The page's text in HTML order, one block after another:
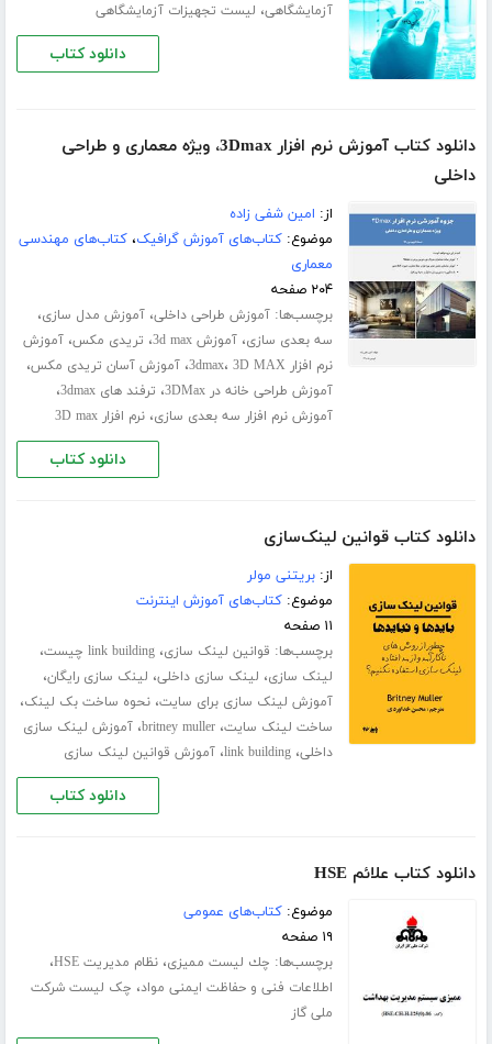
آزمایشگاهی، لیست تجهیزات آزمایشگاهی
دانلود کتاب
دانلود کتاب آموزش نرم افزار 3Dmax، ویژه معماری و طراحی
داخلی
از: امین شفی زاده
موضوع:کتاب‌های آموزش گرافیک،کتاب‌های مهندسی
معماری
۲۰۴ صفحه
برچسب‌ها:آموزش طراحی داخلی،آموزش مدل سازی،
سه بعدی سازی،آموزش 3d max ، تریدی مکس،آموزش
نرم افزار 3dmax
، 3D MAX ،آموزش آسان تریدی مکس،
آموزش طراحی خانه در 3DMax ، ترفند های 3dmax ،
آموزش نرم افزار سه بعدی سازی،نرم افزار 3D max
دانلود کتاب
دانلود کتاب قوانین لینک‌سازی
از:بریتنی مولر
موضوع:کتاب‌های آموزش اینترنت
۱۱ صفحه
برچسب‌ها: قوانین لینک سازی،link building چیست ،
لینک سازی، لینک سازی داخلی، لینک سازی رایگان،
آموزش لینک سازی برای سایت،نحوه ساخت بک لینک،
ساخت لینک سایت،britney muller،آموزش لینک سازی
داخلی،link building،آموزش قوانین لینک سازی
دانلود کتاب
دانلود کتاب علائم HSE
موضوع:کتاب‌های عمومی
۱۹ صفحه
برچسب‌ها: ﭼﻚ ﻟﻴﺴﺖ ﻣﻤﻴﺰی،نظام مدیریت HSE ،
اطلاعات فنی و حفاظت ایمنی مواد، چک لیست شرکت
ملی گاز